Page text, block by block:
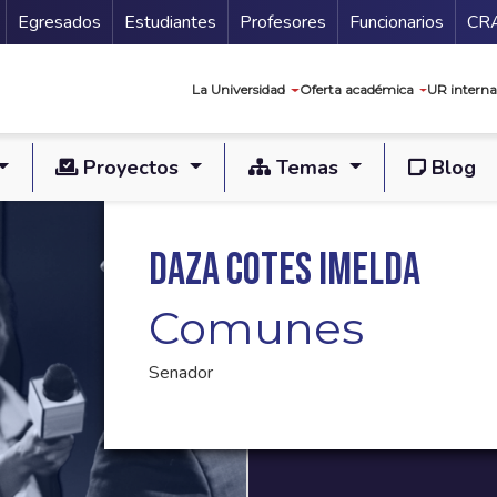
Secundario
Egresados Estudiantes Profesores Funcionarios
La Universidad Oferta académica UR
Proyectos Temas Blog
Daza Cotes Imelda
Comunes
Senador